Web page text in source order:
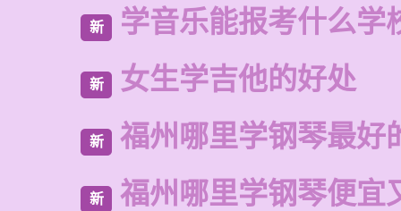
新 学音乐能报考什么学
新 女生学吉他的好处
新 福州哪里学钢琴最好
新 福州哪里学钢琴便宜